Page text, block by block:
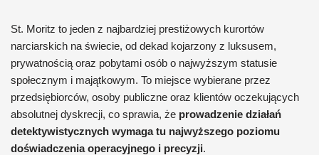
St. Moritz to jeden z najbardziej prestiżowych kurortów
narciarskich na świecie, od dekad kojarzony z luksusem,
prywatnością oraz pobytami osób o najwyższym statusie
społecznym i majątkowym. To miejsce wybierane przez
przedsiębiorców, osoby publiczne oraz klientów oczekujących
absolutnej dyskrecji, co sprawia, że prowadzenie działań
detektywistycznych wymaga tu najwyższego poziomu
doświadczenia operacyjnego i precyzji.